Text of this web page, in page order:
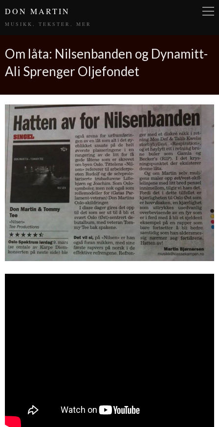
DON MARTIN
MUSIKK, TEKSTER, MER
Om låta: Nilsenbanden og Dynamitt-
Ali Sprenger Oljefondet